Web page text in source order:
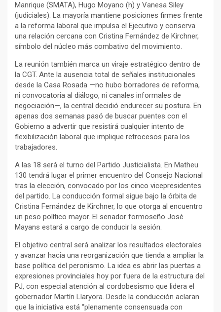
Manrique (SMATA), Hugo Moyano (h) y Vanesa Siley
(judiciales). La mayoría mantiene posiciones firmes frente
a la reforma laboral que impulsa el Ejecutivo y conserva
una relación cercana con Cristina Fernández de Kirchner,
símbolo del núcleo más combativo del movimiento.
La reunión también marca un viraje estratégico dentro de
la CGT. Ante la ausencia total de señales institucionales
desde la Casa Rosada —no hubo borradores de reforma,
ni convocatoria al diálogo, ni canales informales de
negociación—, la central decidió endurecer su postura. En
apenas dos semanas pasó de buscar puentes con el
Gobierno a advertir que resistirá cualquier intento de
flexibilización laboral que implique retrocesos para los
trabajadores.
A las 18 será el turno del Partido Justicialista. En Matheu
130 tendrá lugar el primer encuentro del Consejo Nacional
tras la elección, convocado por los cinco vicepresidentes
del partido. La conducción formal sigue bajo la órbita de
Cristina Fernández de Kirchner, lo que otorga al encuentro
un peso político mayor. El senador formoseño José
Mayans estará a cargo de conducir la sesión.
El objetivo central será analizar los resultados electorales
y avanzar hacia una reorganización que tienda a ampliar la
base política del peronismo. La idea es abrir las puertas a
expresiones provinciales hoy por fuera de la estructura del
PJ, con especial atención al cordobesismo que lidera el
gobernador Martín Llaryora. Desde la conducción aclaran
que la iniciativa está “plenamente consensuada con